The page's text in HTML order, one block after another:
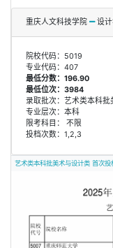
重庆人文科技学院 设
院校代码：5019
专业代码：407
最低分数：196.90
最低位次：3984
录取批次：艺术类本科批
专业层次：本科
限考科目： 不限
投档次数：1,2,3
艺术类本科批美术与设计类 首次投